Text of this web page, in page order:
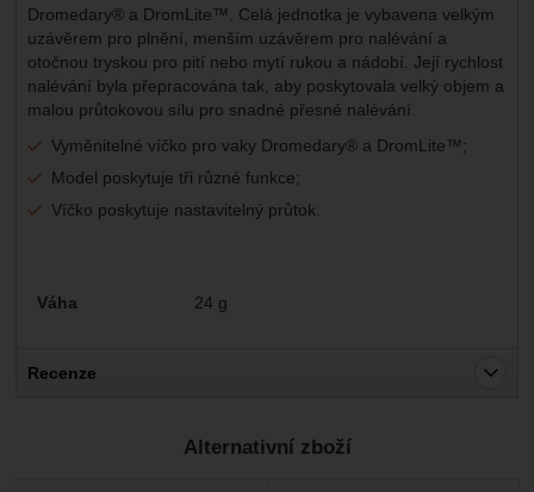
Dromedary® a DromLite™. Celá jednotka je vybavena velkým
uzávěrem pro plnění, menším uzávěrem pro nalévání a
otočnou tryskou pro pití nebo mytí rukou a nádobí. Její rychlost
nalévání byla přepracována tak, aby poskytovala velký objem a
malou průtokovou sílu pro snadné přesné nalévání.
Vyměnitelné víčko pro vaky Dromedary® a DromLite™;
Model poskytuje tři různé funkce;
Víčko poskytuje nastavitelný průtok.
Parametry
Váha 24 g
Recenze
Alternativní zboží